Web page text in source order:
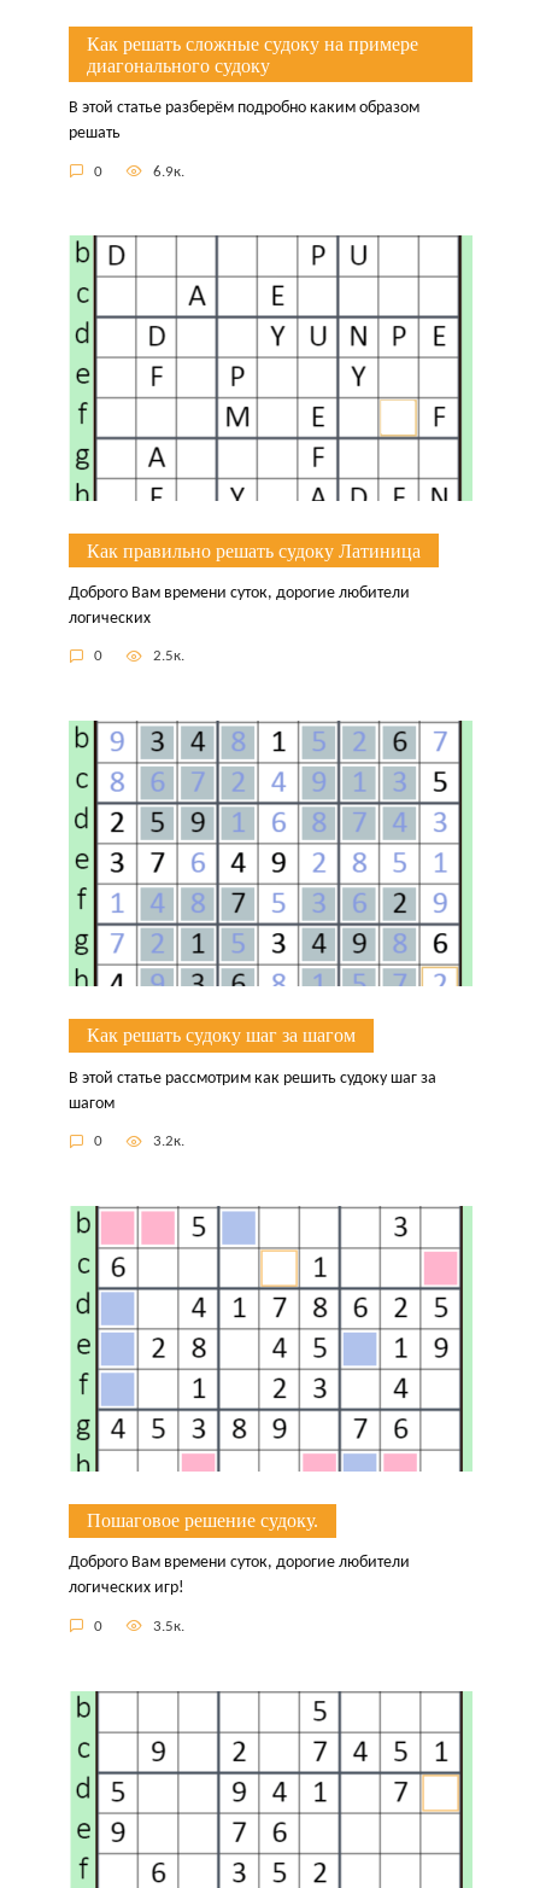
Как решать сложные судоку на примере
диагонального судоку
В этой статье разберём подробно каким образом
решать
0 6.9к.
Как правильно решать судоку Латиница
Доброго Вам времени суток, дорогие любители
логических
0 2.5к.
Как решать судоку шаг за шагом
В этой статье рассмотрим как решить судоку шаг за
шагом
0 3.2к.
Пошаговое решение судоку.
Доброго Вам времени суток, дорогие любители
логических игр!
0 3.5к.